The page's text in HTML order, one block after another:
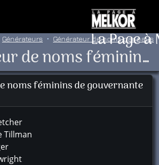
contenu
La Page
Générateurs Générateur de noms par pays
Générateur de noms féminins de gouvernante anglaise
noms féminins de gouvernante
Tillman